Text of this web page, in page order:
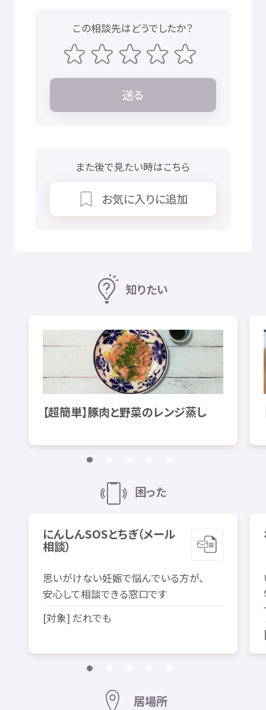
この相談先はどうでしたか？
送る
また後で見たい時はこちら
お気に入りに追加
知りたい
【超簡単】豚肉と野菜のレンジ蒸し
困った
にんしんSOSとちぎ（メール
相談）
思いがけない妊娠で悩んでいる方が、
安心して相談できる窓口です
[対象] だれでも
居場所